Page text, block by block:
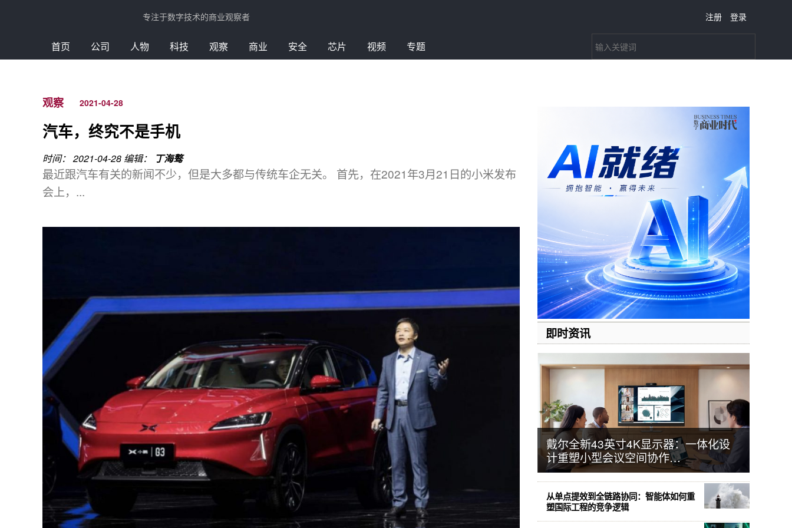
专注于数字技术的商业观察者 注册 登录
首页 公司 人物 科技 观察 商业 安全 芯片 视频 专题
观察 2021-04-28
汽车，终究不是手机
时间： 2021-04-28编辑： 丁海骜
最近跟汽车有关的新闻不少，但是大多都与传统车企无关。 首先，在2021年3月21日的小米发布
会上，...
即时资讯
戴尔全新43英寸4K显示器：一体化设
计重塑小型会议空间协作…
从单点提效到全链路协同：智能体如何重
塑国际工程的竞争逻辑